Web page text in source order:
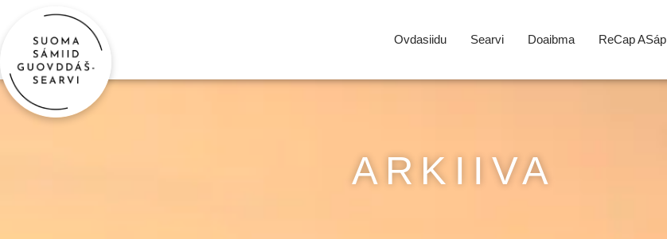
Ovdasiidu Searvi Doaibma ReCap ASáp
ARKIIVA